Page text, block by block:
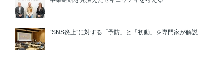
“SNS炎上”に対する「予防」と「初動」を専門家が解説